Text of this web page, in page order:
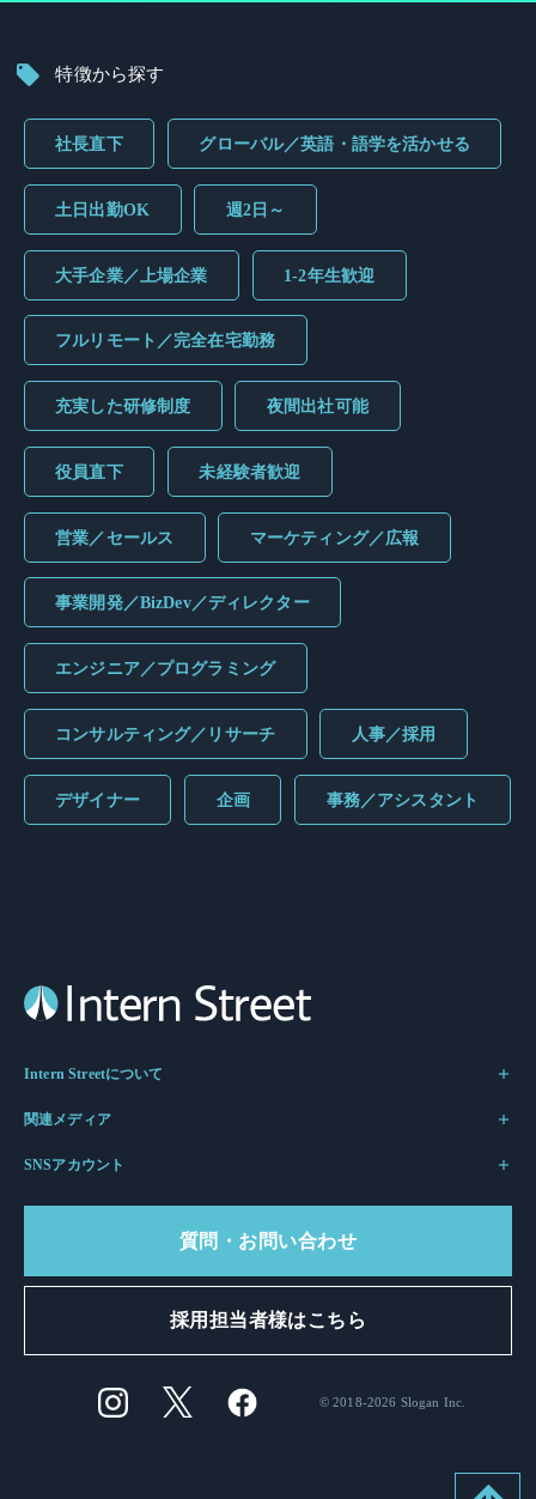
特徴から探す
社長直下 グローバル／英語・語学を活かせる
土日出勤OK 週2日～
大手企業／上場企業 1-2年生歓迎
フルリモート／完全在宅勤務
充実した研修制度 夜間出社可能
役員直下 未経験者歓迎
営業／セールス マーケティング／広報
事業開発／BizDev／ディレクター
エンジニア／プログラミング
コンサルティング／リサーチ 人事／採用
デザイナー 企画 事務／アシスタント
Intern Streetについて
関連メディア
SNSアカウント
質問・お問い合わせ
採用担当者様はこちら
© 2018-2026 Slogan Inc.